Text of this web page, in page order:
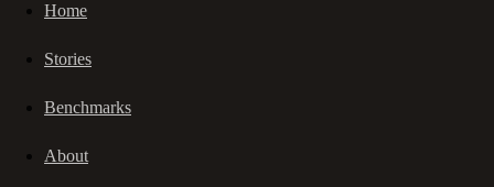
Home
Stories
Benchmarks
About